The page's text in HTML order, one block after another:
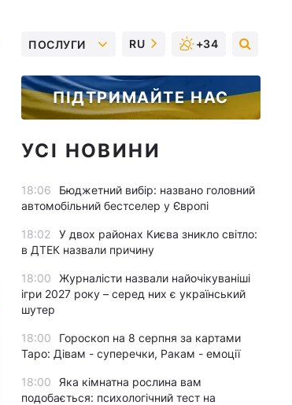
ПОСЛУГИ RU +34
ПІДТРИМАЙТЕ НАС
УСІ НОВИНИ
18:06
Бюджетний вибір: названо головний
автомобільний бестселер у Європі
18:02
У двох районах Києва зникло світло:
в ДТЕК назвали причину
18:00
Журналісти назвали найочікуваніші
ігри 2027 року – серед них є український
шутер
18:00
Гороскоп на 8 серпня за картами
Таро: Дівам - суперечки, Ракам - емоції
18:00
Яка кімнатна рослина вам
подобається: психологічний тест на